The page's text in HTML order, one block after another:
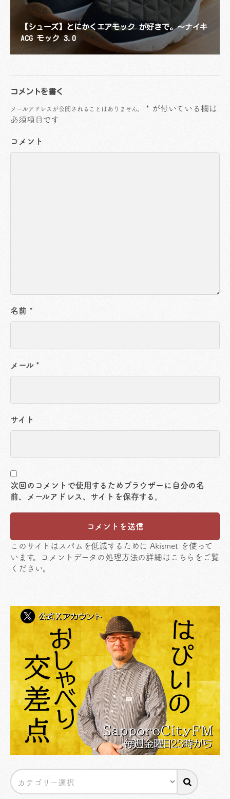
【シューズ】とにかくエアモック が好きで。〜ナイキ
ACG モック 3.0
コメントを書く
メールアドレスが公開されることはありません。 * が付いている欄は
必須項目です
コメント
名前 *
メール *
サイト
次回のコメントで使用するためブラウザーに自分の名
前、メールアドレス、サイトを保存する。
このサイトはスパムを低減するために Akismet を使って
います。
コメントデータの処理方法の詳細はこちらをご覧
ください。